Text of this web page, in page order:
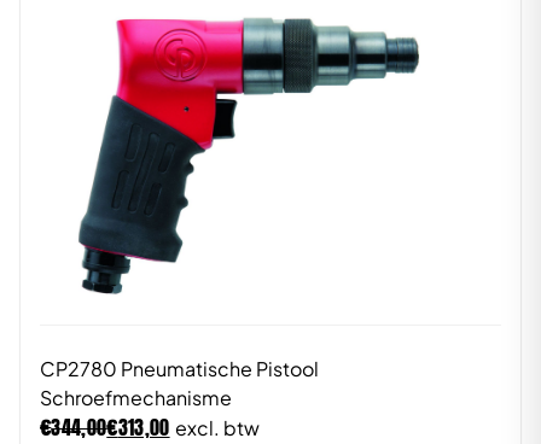
CP2780 Pneumatische Pistool
Schroefmechanisme
€344,00€313,00 excl. btw